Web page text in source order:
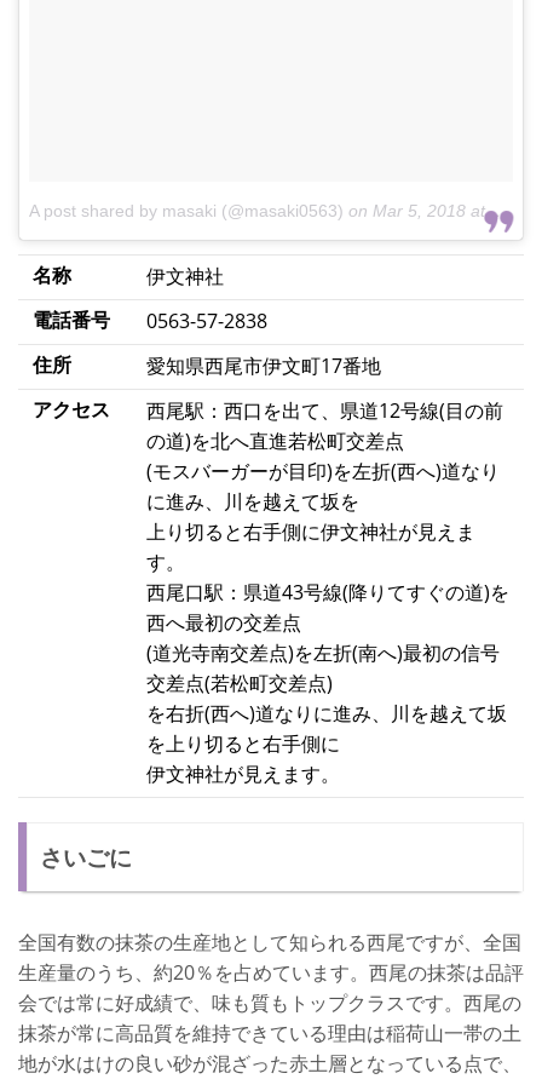
A post shared by masaki (@masaki0563) on Mar 5, 2018 at 7:46am PST
名称
伊文神社
電話番号
0563-57-2838
住所
愛知県西尾市伊文町17番地
アクセス
西尾駅：西口を出て、県道12号線(目の前
の道)を北へ直進若松町交差点
(モスバーガーが目印)を左折(西へ)道なり
に進み、川を越えて坂を
上り切ると右手側に伊文神社が見えま
す。
西尾口駅：県道43号線(降りてすぐの道)を
西へ最初の交差点
(道光寺南交差点)を左折(南へ)最初の信号
交差点(若松町交差点)
を右折(西へ)道なりに進み、川を越えて坂
を上り切ると右手側に
伊文神社が見えます。
さいごに
全国有数の抹茶の生産地として知られる西尾ですが、全国
生産量のうち、約20％を占めています。西尾の抹茶は品評
会では常に好成績で、味も質もトップクラスです。西尾の
抹茶が常に高品質を維持できている理由は稲荷山一帯の土
地が水はけの良い砂が混ざった赤土層となっている点で、